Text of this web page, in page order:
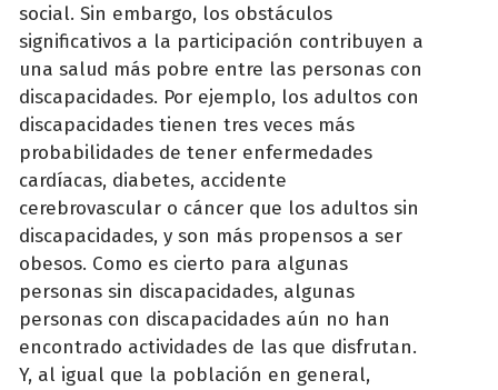
social. Sin embargo, los obstáculos
significativos a la participación contribuyen a
una salud más pobre entre las personas con
discapacidades. Por ejemplo, los adultos con
discapacidades tienen tres veces más
probabilidades de tener enfermedades
cardíacas, diabetes, accidente
cerebrovascular o cáncer que los adultos sin
discapacidades, y son más propensos a ser
obesos. Como es cierto para algunas
personas sin discapacidades, algunas
personas con discapacidades aún no han
encontrado actividades de las que disfrutan.
Y, al igual que la población en general,